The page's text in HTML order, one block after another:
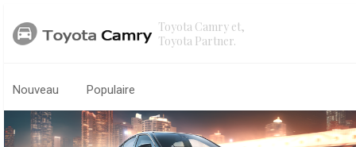
Toyota Camry et,
Toyota Partner.
Nouveau Populaire